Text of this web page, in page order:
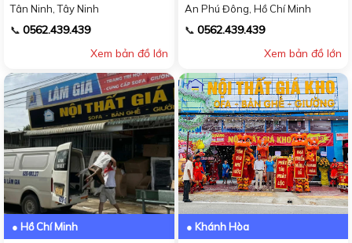
Tân Ninh, Tây Ninh
📞 0562.439.439
Xem bản đồ lớn
An Phú Đông, Hồ Chí Minh
📞 0562.439.439
Xem bản đồ lớn
● Hồ Chí Minh ● Khánh Hòa